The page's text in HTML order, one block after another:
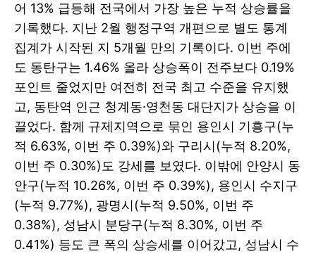
어 13% 급등해 전국에서 가장 높은 누적 상승률을
기록했다. 지난 2월 행정구역 개편으로 별도 통계
집계가 시작된 지 5개월 만의 기록이다. 이번 주에
도 동탄구는 1.46% 올라 상승폭이 전주보다 0.19%
포인트 줄었지만 여전히 전국 최고 수준을 유지했
고, 동탄역 인근 청계동·영천동 대단지가 상승을 이
끌었다. 함께 규제지역으로 묶인 용인시 기흥구(누
적 6.63%, 이번 주 0.39%)와 구리시(누적 8.20%,
이번 주 0.30%)도 강세를 보였다. 이밖에 안양시 동
안구(누적 10.26%, 이번 주 0.39%), 용인시 수지구
(누적 9.77%), 광명시(누적 9.50%, 이번 주
0.38%), 성남시 분당구(누적 8.30%, 이번 주
0.41%) 등도 큰 폭의 상승세를 이어갔고, 성남시 수